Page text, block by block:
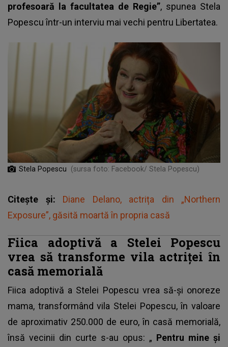
profesoară la facultatea de Regie”, spunea Stela
Popescu într-un interviu mai vechi pentru Libertatea.
Stela Popescu (sursa foto: Facebook/ Stela Popescu)
Citește și: Diane Delano, actrița din „Northern
Exposure”, găsită moartă în propria casă
Fiica adoptivă a Stelei Popescu
vrea să transforme vila actriței în
casă memorială
Fiica adoptivă a Stelei Popescu vrea să-și onoreze
mama, transformând vila Stelei Popescu, în valoare
de aproximativ 250.000 de euro, în casă memorială,
însă vecinii din curte s-au opus: „ Pentru mine și